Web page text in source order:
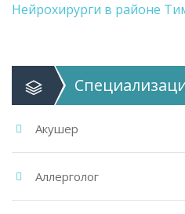
Нейрохирурги в районе
Акушер
Аллерголог